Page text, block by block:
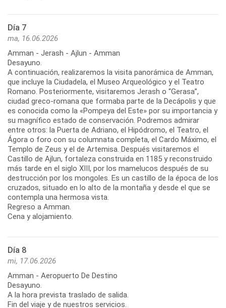
Día 7
ma, 16.06.2026
Amman - Jerash - Ajlun - Amman
Desayuno.
A continuación, realizaremos la visita panorámica de Amman,
que incluye la Ciudadela, el Museo Arqueológico y el Teatro
Romano. Posteriormente, visitaremos Jerash o “Gerasa”,
ciudad greco-romana que formaba parte de la Decápolis y que
es conocida como la «Pompeya del Este» por su importancia y
su magnífico estado de conservación. Podremos admirar
entre otros: la Puerta de Adriano, el Hipódromo, el Teatro, el
Ágora o foro con su columnata completa, el Cardo Máximo, el
Templo de Zeus y el de Artemisa. Después visitaremos el
Castillo de Ajlun, fortaleza construida en 1185 y reconstruido
más tarde en el siglo XIII, por los mamelucos después de su
destrucción por los mongoles. Es un castillo de la época de los
cruzados, situado en lo alto de la montaña y desde el que se
contempla una hermosa vista.
Regreso a Amman.
Cena y alojamiento.
Día 8
mi, 17.06.2026
Amman - Aeropuerto De Destino
Desayuno.
A la hora prevista traslado de salida.
Fin del viaje y de nuestros servicios.